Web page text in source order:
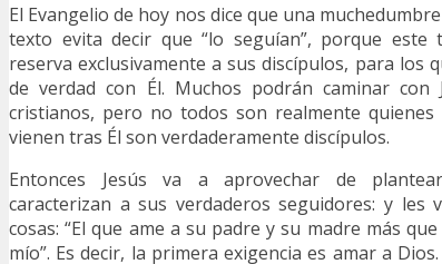
El Evangelio de hoy nos dice que una
texto evita decir que “lo seguían”, porque este
reserva exclusivamente a sus discípulos, para los
de verdad con Él. Muchos podrán caminar con
cristianos, pero no todos son realmente
vienen tras Él son verdaderamente discípulos.
Entonces Jesús va a aprovechar de
caracterizan a sus verdaderos seguidores: y
cosas: “El que ame a su padre y su madre más
mío”. Es decir, la primera exigencia es amar a